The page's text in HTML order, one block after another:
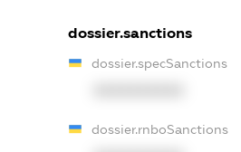
dossier.sanctions
dossier.specSanctions
dossier.rnboSanctions